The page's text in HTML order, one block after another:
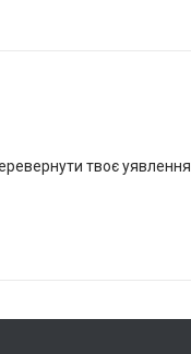
твоє